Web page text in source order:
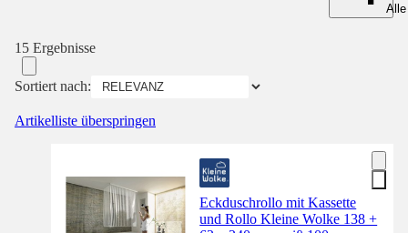
15 Ergebnisse
Sortiert nach:
Artikelliste überspringen
Eckduschrollo mit Kassette
und Rollo Kleine Wolke 138 +